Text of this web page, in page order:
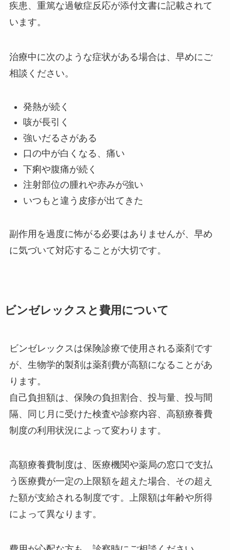
疾患、重篤な過敏症反応が添付文書に記載されて
います。
治療中に次のような症状がある場合は、早めにご
相談ください。
発熱が続く
咳が長引く
強いだるさがある
口の中が白くなる、痛い
下痢や腹痛が続く
注射部位の腫れや赤みが強い
いつもと違う皮疹が出てきた
副作用を過度に怖がる必要はありませんが、早め
に気づいて対応することが大切です。
ビンゼレックスと費用について
ビンゼレックスは保険診療で使用される薬剤です
が、生物学的製剤は薬剤費が高額になることがあ
ります。
自己負担額は、保険の負担割合、投与量、投与間
隔、同じ月に受けた検査や診察内容、高額療養費
制度の利用状況によって変わります。
高額療養費制度は、医療機関や薬局の窓口で支払
う医療費が一定の上限額を超えた場合、その超え
た額が支給される制度です。上限額は年齢や所得
によって異なります。